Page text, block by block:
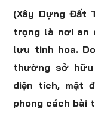
(Xây Dựng Đất
trọng là nơi an
lưu tinh hoa.
thường sở hữu
diện tích, mật
phong cách bài